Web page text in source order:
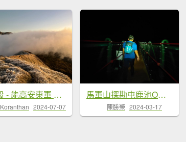
北三段 - 能高安東軍 2022 01/25 五天四夜
Koranthan 2024-07-07
馬軍山探勘屯鹿池O繞2024年3月16日
陳勝榮 2024-03-17